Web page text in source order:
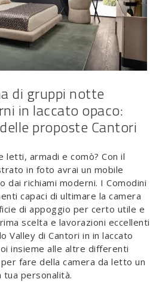
di gruppi notte
in laccato opaco:
proposte Cantori
letti, armadi e comò? Con il
in foto avrai un mobile
richiami moderni. I Comodini
capaci di ultimare la camera
di appoggio per certo utile e
scelta e lavorazioni eccellenti
Valley di Cantori in in laccato
insieme alle altre differenti
fare della camera da letto un
tua personalità.